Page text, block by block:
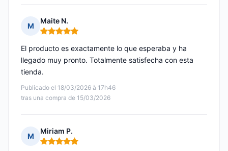
M
Maite N.
Nota: 5 de 5
Publicado el 18/03/2026 à 17h46
tras una compra de 15/03/2026
El producto es exactamente lo que esperaba y ha
llegado muy pronto. Totalmente satisfecha con esta
tienda.
M
Miriam P.
Nota: 5 de 5